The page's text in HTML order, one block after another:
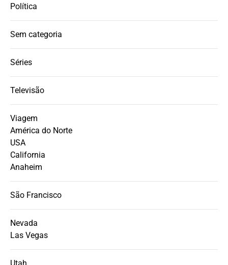
Política
Sem categoria
Séries
Televisão
Viagem
América do Norte
USA
California
Anaheim
São Francisco
Nevada
Las Vegas
Utah